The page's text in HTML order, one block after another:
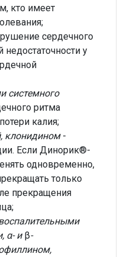
кто имеет
сердечного
у
системного
ритма
калия;
клонидином-
Если Динорик®-
одновременно,
только
прекращения
α- и β-